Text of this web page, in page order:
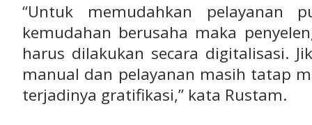
“Untuk memudahkan pelayanan
kemudahan berusaha maka
harus dilakukan secara digitalisasi.
manual dan pelayanan masih tatap
terjadinya gratifikasi,” kata Rustam.